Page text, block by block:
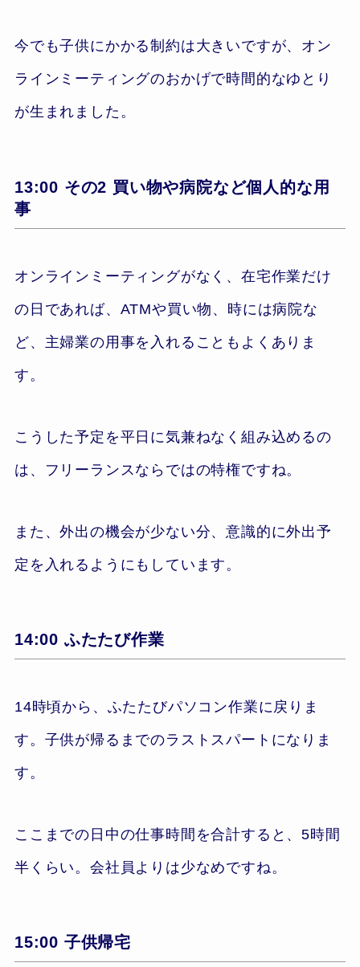
今でも子供にかかる制約は大きいですが、オン
ラインミーティングのおかげで時間的なゆとり
が生まれました。
13:00 その2 買い物や病院など個人的な用
事
オンラインミーティングがなく、在宅作業だけ
の日であれば、ATMや買い物、時には病院な
ど、主婦業の用事を入れることもよくありま
す。
こうした予定を平日に気兼ねなく組み込めるの
は、フリーランスならではの特権ですね。
また、外出の機会が少ない分、意識的に外出予
定を入れるようにもしています。
14:00 ふたたび作業
14時頃から、ふたたびパソコン作業に戻りま
す。子供が帰るまでのラストスパートになりま
す。
ここまでの日中の仕事時間を合計すると、5時間
半くらい。会社員よりは少なめですね。
15:00 子供帰宅